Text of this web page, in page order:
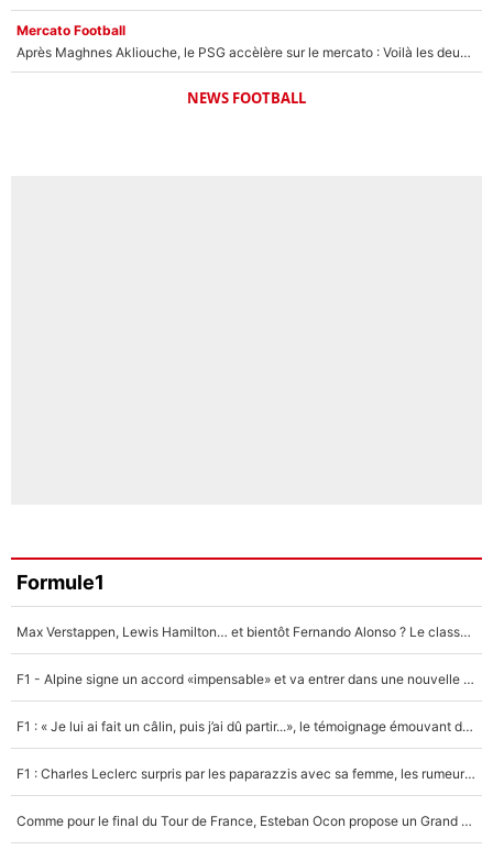
Mercato Football
Après Maghnes Akliouche, le PSG accèlère sur le mercato : Voilà les deux nouvelles recrues qui vont signer la semaine prochaine ?
NEWS FOOTBALL
Formule1
Max Verstappen, Lewis Hamilton… et bientôt Fernando Alonso ? Le classement des pilotes les mieux payés en Formule 1 risque de changer !
F1 - Alpine signe un accord «impensable» et va entrer dans une nouvelle dimension : Grande nouvelle pour Pierre Gasly !
F1 : « Je lui ai fait un câlin, puis j’ai dû partir...», le témoignage émouvant de Max Verstappen sur sa fille
F1 : Charles Leclerc surpris par les paparazzis avec sa femme, les rumeurs étaient vraies !
Comme pour le final du Tour de France, Esteban Ocon propose un Grand Prix de Formule 1 à Paris : «Autour de l’Arc de Triomphe, ce serait génial» !